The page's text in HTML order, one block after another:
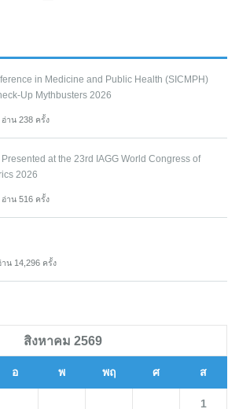
in Medicine and Public Health (SICMPH)
Up Mythbusters 2026
อ่าน 238 ครั้ง
at the 23rd IAGG World Congress of
2026
อ่าน 516 ครั้ง
าน 14,296 ครั้ง
สิงหาคม 2569
อ พ พฤ ศ ส
1